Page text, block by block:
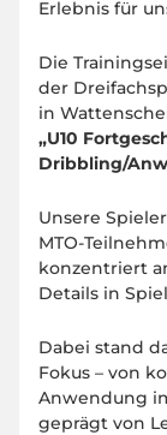
Erlebnis für
Die
der
in
„U10
Dribbling/
Unsere
MTO-
konzentriert
Details in
Dabei stand
Fokus – von
Anwendung
geprägt von